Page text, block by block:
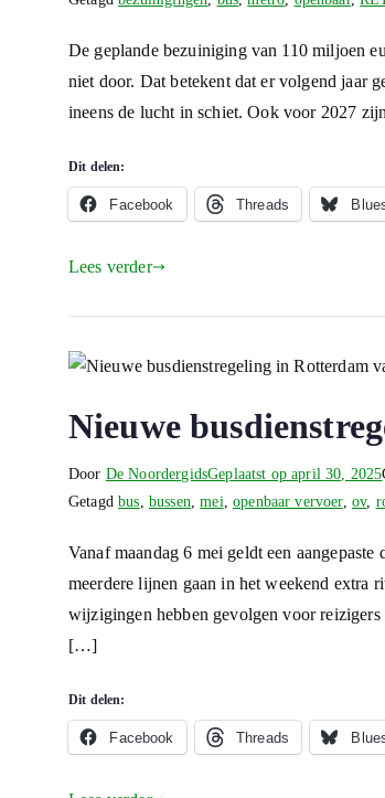
De geplande bezuiniging van 110 miljoen
niet door. Dat betekent dat er volgend jaar
ineens de lucht in schiet. Ook voor 2027
Dit delen:
Facebook Threads
Lees verder
Nieuwe
Door De NoordergidsGeplaatst opapril 30, 2025
Getagdbus, bussen,mei,openbaar vervoer, ov,
Vanaf maandag 6 mei geldt een
meerdere lijnen gaan in het weekend
wijzigingen hebben gevolgen voor reizigers
[…]
Dit delen:
Facebook Threads